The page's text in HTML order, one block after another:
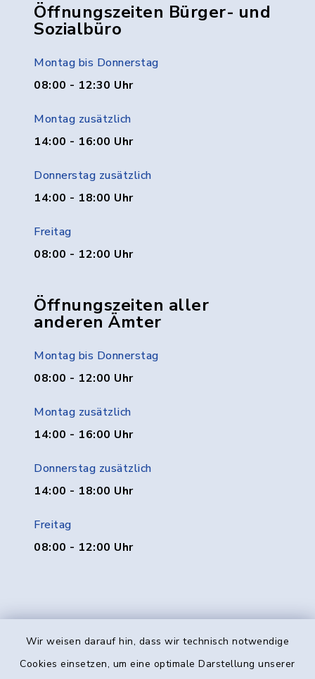
Wir weisen darauf hin, dass wir technisch notwendige
Cookies einsetzen, um eine optimale Darstellung unserer
Öffnungszeiten Bürger- und
Sozialbüro
Montag bis Donnerstag
08:00 - 12:30 Uhr
Montag zusätzlich
14:00 - 16:00 Uhr
Donnerstag zusätzlich
14:00 - 18:00 Uhr
Freitag
08:00 - 12:00 Uhr
Öffnungszeiten aller
anderen Ämter
Montag bis Donnerstag
08:00 - 12:00 Uhr
Montag zusätzlich
14:00 - 16:00 Uhr
Donnerstag zusätzlich
14:00 - 18:00 Uhr
Freitag
08:00 - 12:00 Uhr
Kontakt